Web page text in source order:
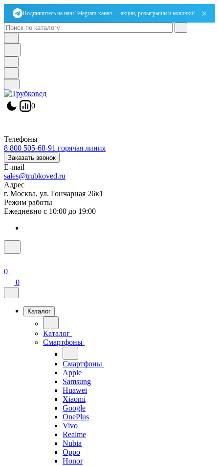
Подпишитесь на наш Telegram-канал — акции, розыгрыши и новинки! ×
0
Телефоны
8 800 505-68-91 горячая линия
Заказать звонок
E-mail
sales@trubkoved.ru
Адрес
г. Москва, ул. Гончарная 26к1
Режим работы
Ежедневно с 10:00 до 19:00
0
0
Каталог
Каталог
Смартфоны
Смартфоны
Apple
Samsung
Huawei
Xiaomi
Google
OnePlus
Vivo
Realme
Nubia
Oppo
Honor